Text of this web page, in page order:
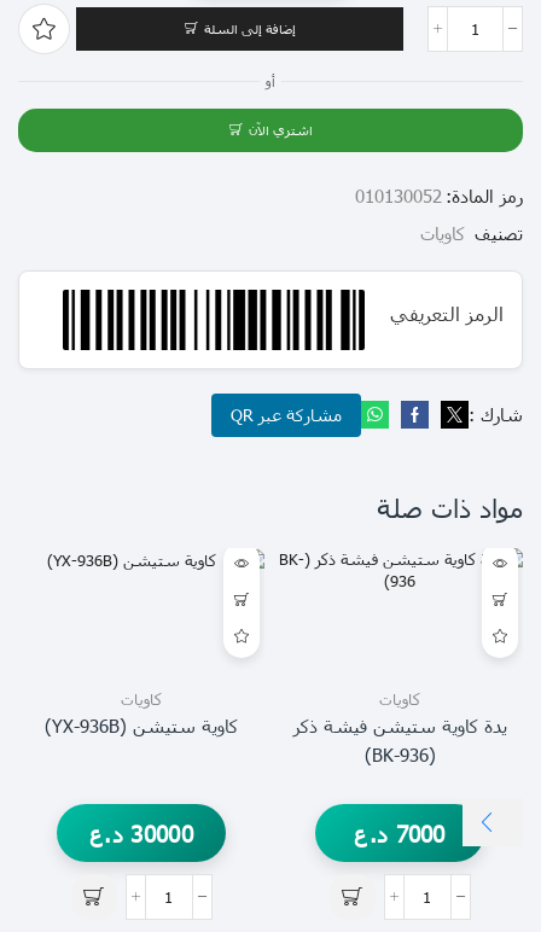
إضافة إلى السلة
أو
اشتري الآن
رمز المادة: 010130052
تصنيف كاويات
الرمز التعريفي
شارك : مشاركة عبر QR
مواد ذات صلة
كاويات
يدة كاوية ستيشن فيشة ذكر
(BK-936)
7000 د.ع
كاويات
كاوية ستيشن (YX-936B)
30000 د.ع